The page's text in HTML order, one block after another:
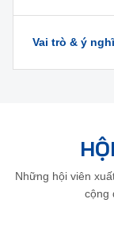
Vai trò & ý
Những hội viên
cộng